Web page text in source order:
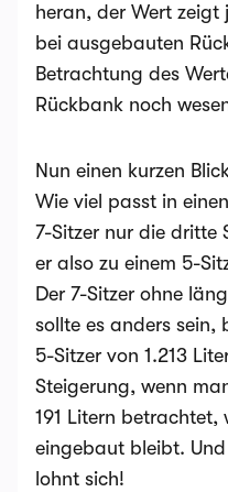
heran, der Wert
bei ausgebauten
Betrachtung des
Rückbank noch
Nun einen kurzen
Wie viel passt in
7-Sitzer nur die
er also zu einem 5-
Der 7-Sitzer ohne
sollte es anders sein,
5-Sitzer von 1.213
Steigerung, wenn
191 Litern betrachtet,
eingebaut bleibt.
lohnt sich!